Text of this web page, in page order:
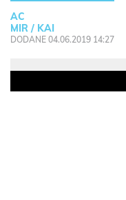
AC
MIR / KAI
DODANE 04.06.2019 14:27